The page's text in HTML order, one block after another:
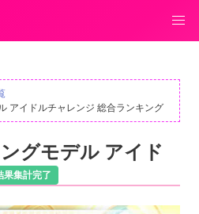
アイドルチャレンジ 総合ランキング
グモデル アイド
果集計完了